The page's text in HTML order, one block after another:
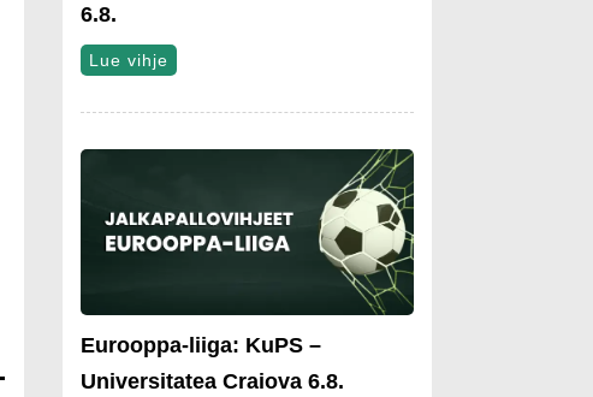
6.8.
Lue vihje
Eurooppa-liiga: KuPS –
Universitatea Craiova 6.8.